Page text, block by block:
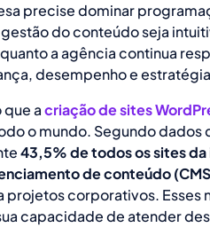
precise dominar
do conteúdo seja
a agência continua
desempenho e
acriação de sites
o mundo. Segundo dados
43,5% de todos os sites
de conteúdo
projetos corporativos. Esses
capacidade de atender